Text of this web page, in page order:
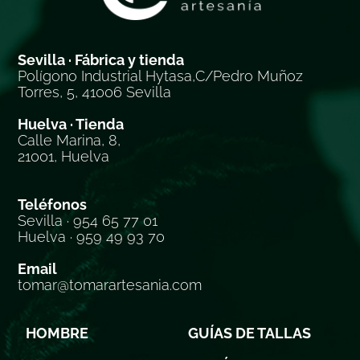
Sevilla · Fábrica y tienda
Polígono Industrial Hytasa,C/Pedro Muñoz
Torres, 5, 41006 Sevilla
Huelva · Tienda
Calle Marina, 8,
21001, Huelva
Teléfonos
Sevilla · 954 65 77 01
Huelva · 959 49 93 70
Email
tomar@tomarartesania.com
HOMBRE
GUÍAS DE TALLAS